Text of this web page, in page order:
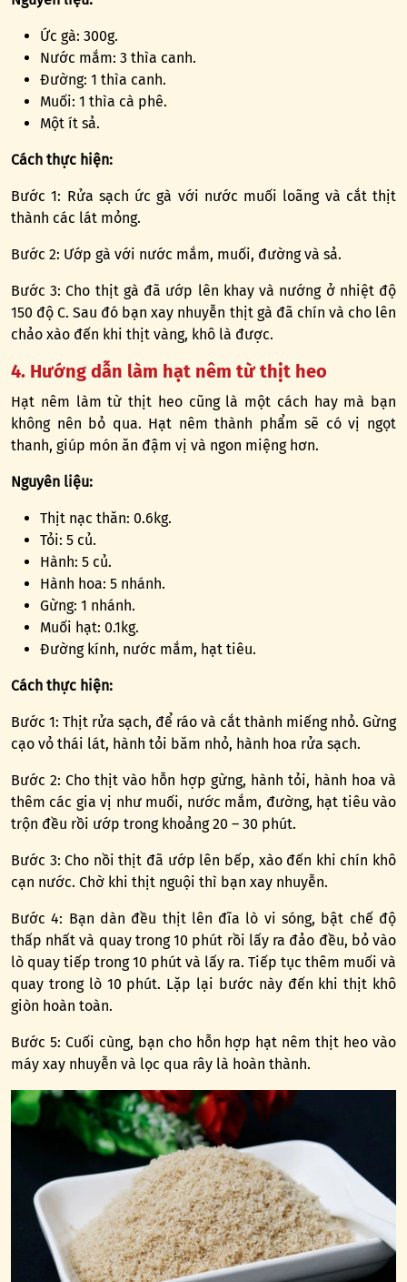
Ức gà: 300g.
Nước mắm: 3 thìa canh.
Đường: 1 thìa canh.
Muối: 1 thìa cà phê.
Một ít sả.
Cách thực hiện:
Bước 1: Rửa sạch ức gà với nước muối loãng và cắt thịt
thành các lát mỏng.
Bước 2: Ướp gà với nước mắm, muối, đường và sả.
Bước 3: Cho thịt gà đã ướp lên khay và nướng ở nhiệt độ
150 độ C. Sau đó bạn xay nhuyễn thịt gà đã chín và cho lên
chảo xào đến khi thịt vàng, khô là được.
4. Hướng dẫn làm hạt nêm từ thịt heo
Hạt nêm làm từ thịt heo cũng là một cách hay mà bạn
không nên bỏ qua. Hạt nêm thành phẩm sẽ có vị ngọt
thanh, giúp món ăn đậm vị và ngon miệng hơn.
Nguyên liệu:
Thịt nạc thăn: 0.6kg.
Tỏi: 5 củ.
Hành: 5 củ.
Hành hoa: 5 nhánh.
Gừng: 1 nhánh.
Muối hạt: 0.1kg.
Đường kính, nước mắm, hạt tiêu.
Cách thực hiện:
Bước 1: Thịt rửa sạch, để ráo và cắt thành miếng nhỏ. Gừng
cạo vỏ thái lát, hành tỏi băm nhỏ, hành hoa rửa sạch.
Bước 2: Cho thịt vào hỗn hợp gừng, hành tỏi, hành hoa và
thêm các gia vị như muối, nước mắm, đường, hạt tiêu vào
trộn đều rồi ướp trong khoảng 20 – 30 phút.
Bước 3: Cho nồi thịt đã ướp lên bếp, xào đến khi chín khô
cạn nước. Chờ khi thịt nguội thì bạn xay nhuyễn.
Bước 4: Bạn dàn đều thịt lên đĩa lò vi sóng, bật chế độ
thấp nhất và quay trong 10 phút rồi lấy ra đảo đều, bỏ vào
lò quay tiếp trong 10 phút và lấy ra. Tiếp tục thêm muối và
quay trong lò 10 phút. Lặp lại bước này đến khi thịt khô
giòn hoàn toàn.
Bước 5: Cuối cùng, bạn cho hỗn hợp hạt nêm thịt heo vào
máy xay nhuyễn và lọc qua rây là hoàn thành.